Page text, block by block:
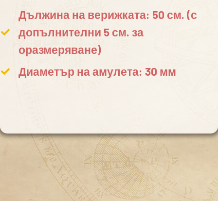
Дължина на верижката: 50 см. (с
допълнителни 5 см. за
оразмеряване)
Диаметър на амулета: 30 мм